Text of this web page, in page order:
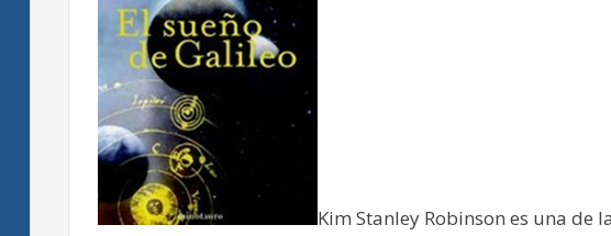
Kim Stanley Robinson es una de